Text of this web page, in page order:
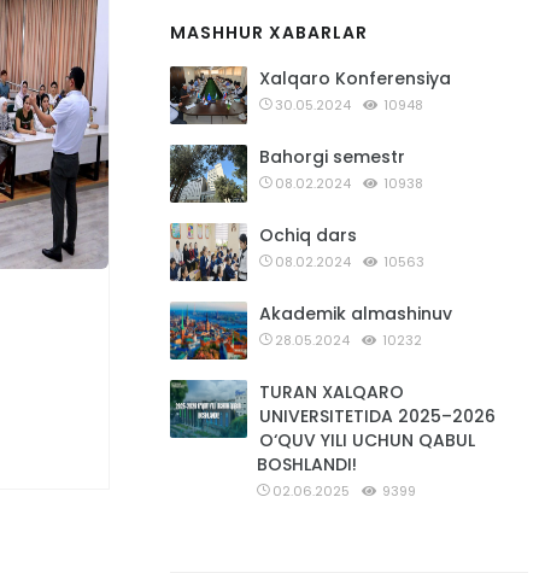
MASHHUR XABARLAR
Xalqaro Konferensiya
30.05.2024 10948
Bahorgi semestr
08.02.2024 10938
Ochiq dars
08.02.2024 10563
Akademik almashinuv
28.05.2024 10232
TURAN XALQARO
UNIVERSITETIDA 2025–2026
O‘QUV YILI UCHUN QABUL
BOSHLANDI!
02.06.2025 9399